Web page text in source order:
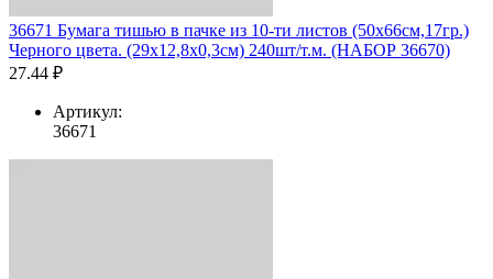
36671 Бумага тишью в пачке из 10-ти листов (50х66см,17гр.)
Черного цвета. (29x12,8x0,3см) 240шт/т.м. (НАБОР 36670)
27.44 ₽
Артикул:
36671